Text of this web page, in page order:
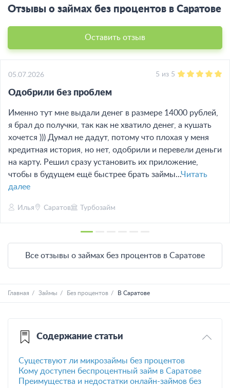
Отзывы о займах без процентов в Саратове
Оставить отзыв
05.07.2026 5 из 5
Одобрили без проблем
Именно тут мне выдали денег в размере 14000 рублей,
я брал до получки, так как не хватило денег, а кушать
хочется ))) Думал не дадут, потому что плохая у меня
кредитная история, но нет, одобрили и перевели деньги
на карту. Решил сразу установить их приложение,
чтобы в будущем ещё быстрее брать займы...Читать
далее
Илья Саратов Турбозайм
Все отзывы о займах без процентов в Саратове
Главная Займы Без процентов В Саратове
Содержание статьи
Существуют ли микрозаймы без процентов
Кому доступен беспроцентный займ в Саратове
Преимущества и недостатки онлайн-займов без